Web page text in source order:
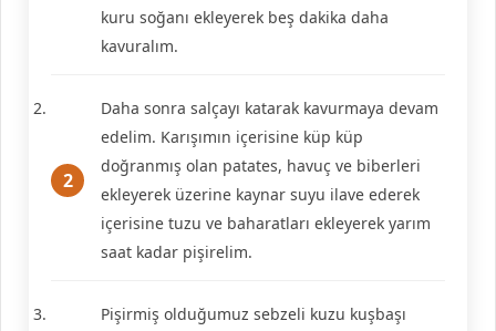
kuru soğanı ekleyerek beş dakika daha
kavuralım.
Daha sonra salçayı katarak kavurmaya devam
edelim. Karışımın içerisine küp küp
doğranmış olan patates, havuç ve biberleri
ekleyerek üzerine kaynar suyu ilave ederek
içerisine tuzu ve baharatları ekleyerek yarım
saat kadar pişirelim.
Pişirmiş olduğumuz sebzeli kuzu kuşbaşı